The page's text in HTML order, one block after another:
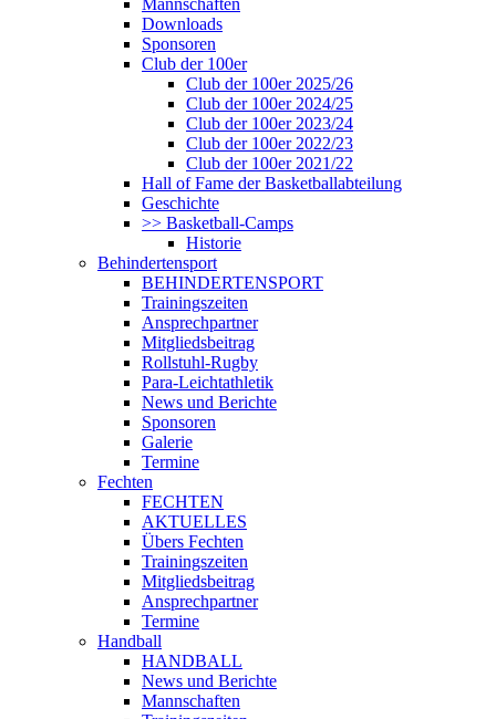
Mannschaften
Downloads
Sponsoren
Club der 100er
Club der 100er 2025/26
Club der 100er 2024/25
Club der 100er 2023/24
Club der 100er 2022/23
Club der 100er 2021/22
Hall of Fame der Basketballabteilung
Geschichte
>> Basketball-Camps
Historie
Behindertensport
BEHINDERTENSPORT
Trainingszeiten
Ansprechpartner
Mitgliedsbeitrag
Rollstuhl-Rugby
Para-Leichtathletik
News und Berichte
Sponsoren
Galerie
Termine
Fechten
FECHTEN
AKTUELLES
Übers Fechten
Trainingszeiten
Mitgliedsbeitrag
Ansprechpartner
Termine
Handball
HANDBALL
News und Berichte
Mannschaften